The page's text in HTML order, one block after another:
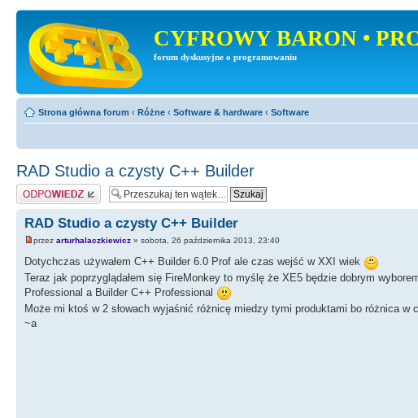
CYFROWY BARON •
forum dyskusyjne o programowaniu
Strona główna forum ‹ Różne ‹ Software & hardware ‹ Software
RAD Studio a czysty C++ Builder
Odpowiedz
RAD Studio a czysty C++ Builder
przez arturhalaczkiewicz » sobota, 26 października 2013, 23:40
Dotychczas używałem C++ Builder 6.0 Prof ale czas wejść w XXI wiek
Teraz jak poprzyglądałem się FireMonkey to myślę że XE5 będzie dobrym
Professional a Builder C++ Professional
Może mi ktoś w 2 słowach wyjaśnić różnicę miedzy tymi produktami bo różnica
~a